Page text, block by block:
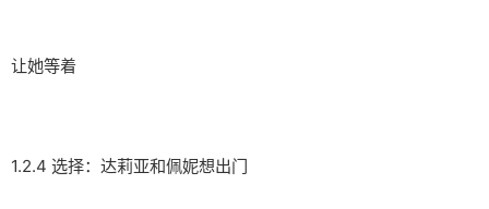
让她等着
1.2.4 选择：达莉亚和佩妮想出门